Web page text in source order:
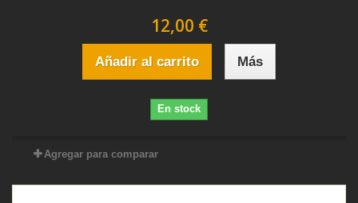
12,00 €
Añadir al carrito Más
En stock
Agregar para comparar